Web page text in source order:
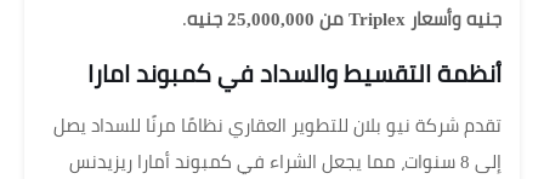
جنيه وأسعار Triplex من 25,000,000 جنيه
.
أنظمة التقسيط والسداد في كمبوند امارا
تقدم شركة نيو بلان للتطوير العقاري نظامًا مرنًا للسداد يصل
إلى 8 سنوات، مما يجعل الشراء في كمبوند أمارا ريزيدنس